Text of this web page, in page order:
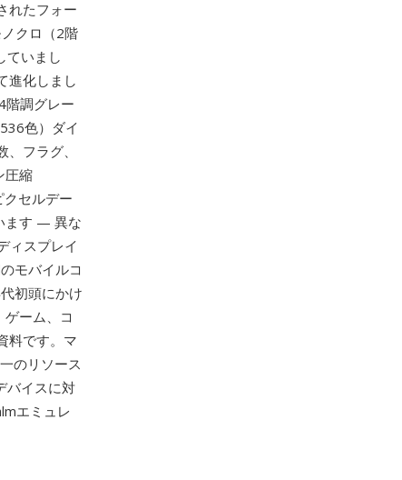
れたフォー
クロ（2階
ていまし
進化しまし
階調グレー
色）ダイ
フラグ、
圧縮
クセルデー
ます — 異な
ィスプレイ
モバイルコ
初頭にかけ
ーム、コ
料です。マ
のリソース
バイスに対
エミュレ